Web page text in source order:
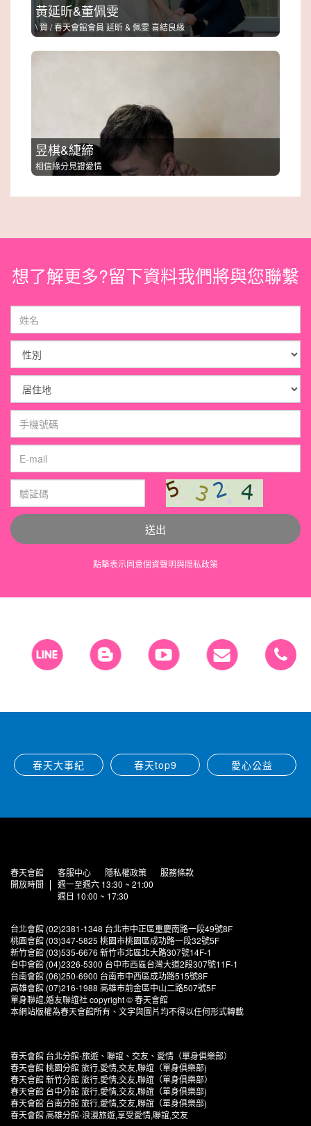
黃延昕&董佩雯
\ 賀 / 春天會館會員 延昕 & 佩雯 喜結良緣
昱棋&緁締
相信緣分見證愛情
想了解更多?留下資料我們將與您聯繫
送出
點擊表示同意個資聲明與隠私政策
春天大事紀 春天top9 愛心公益
春天會館 客服中心 隱私權政策
服務條款
開放時間
週一至週六 13:30 ~ 21:00
週日 10:00 ~ 17:30
台北會館 (02)2381-1348 台北市中正區重慶南路一段49號8F
桃園會館 (03)347-5825 桃園市桃園區成功路一段32號5F
新竹會館 (03)535-6676 新竹市北區北大路307號14F-1
台中會館 (04)2326-5300 台中市西區台灣大道2段307號11F-1
台南會館 (06)250-6900 台南市中西區成功路515號8F
高雄會館 (07)216-1988 高雄市前金區中山二路507號5F
單身聯誼,婚友聯誼社 copyright © 春天會館
本網站版權為春天會館所有、文字與圖片均不得以任何形式轉載
春天會館 台北分館-旅遊、聯誼、交友、愛情（單身俱樂部）
春天會館 桃園分館 旅行,愛情,交友,聯誼（單身俱樂部)
春天會館 新竹分館 旅行,愛情,交友,聯誼（單身俱樂部）
春天會館 台中分館 旅行,愛情,交友,聯誼（單身俱樂部)
春天會館 台南分館 旅行,愛情,交友,聯誼（單身俱樂部)
春天會館 高雄分館-浪漫旅遊,享受愛情,聯誼,交友